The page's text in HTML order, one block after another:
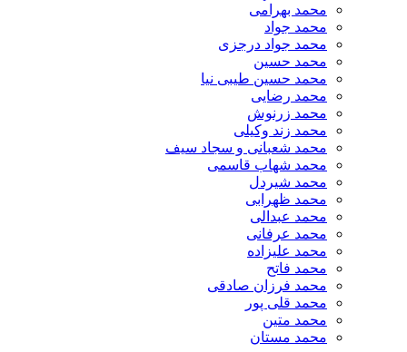
محمد بهرامی
محمد جواد
محمد جواد درجزی
محمد حسین
محمد حسین طیبی نیا
محمد رضایی
محمد زرنوش
محمد زند وکیلی
محمد شعبانی و سجاد سیف
محمد شهاب قاسمی
​محمد شیردل
محمد ظهرابی
محمد عبدالی
محمد عرفانی
محمد علیزاده
محمد فاتح
محمد فرزان صادقی
محمد قلی پور
محمد متین
محمد مستان